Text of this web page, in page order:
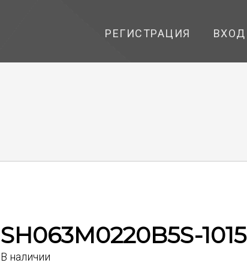
РЕГИСТРАЦИЯ ВХОД
SH063M0220B5S-1015
В наличии